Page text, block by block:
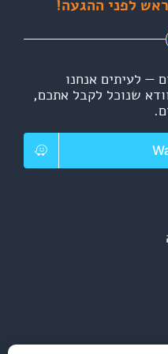
לפני ההגעה!
— לעיתים אנחנו
שנוכל לקבל אתכם,